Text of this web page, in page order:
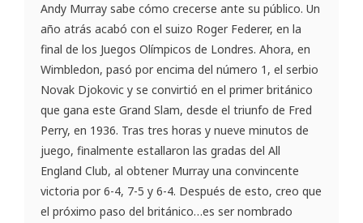
Andy Murray sabe cómo crecerse ante su público. Un
año atrás acabó con el suizo Roger Federer, en la
final de los Juegos Olímpicos de Londres. Ahora, en
Wimbledon, pasó por encima del número 1, el serbio
Novak Djokovic y se convirtió en el primer británico
que gana este Grand Slam, desde el triunfo de Fred
Perry, en 1936. Tras tres horas y nueve minutos de
juego, finalmente estallaron las gradas del All
England Club, al obtener Murray una convincente
victoria por 6-4, 7-5 y 6-4. Después de esto, creo que
el próximo paso del británico…es ser nombrado